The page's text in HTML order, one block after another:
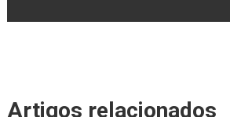
Artigos relacionados